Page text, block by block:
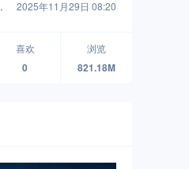
2025年11月29日 08:20
喜欢
0
浏览
821.18M